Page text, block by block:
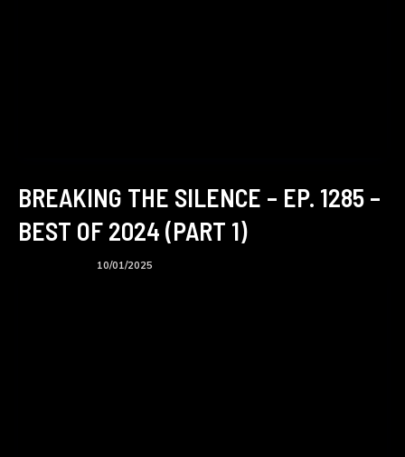
BREAKING THE SILENCE – EP. 1285 –
BEST OF 2024 (PART 1)
10/01/2025